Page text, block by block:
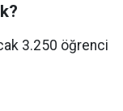
3.250 öğrenci